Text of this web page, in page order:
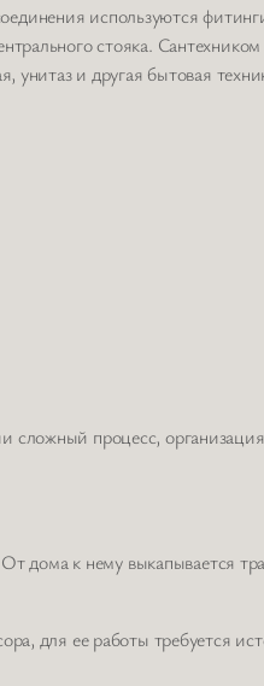
используются
стояка. Сантехником
и другая бытовая
сложный процесс, организация
дома к нему выкапывается
для ее работы требуется